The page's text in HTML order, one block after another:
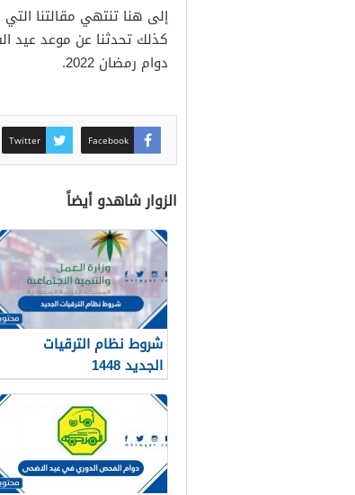
إلى هنا تنتهي مقالتنا التي
دوام رمضان 2022.
Facebook
Twitter
الزوار شاهدو أيضاً
شروط نظام الترقيات
الجديد 1448